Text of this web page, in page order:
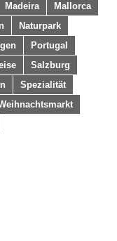
Madeira
Mallorca
Naturpark
Portugal
Salzburg
Spezialität